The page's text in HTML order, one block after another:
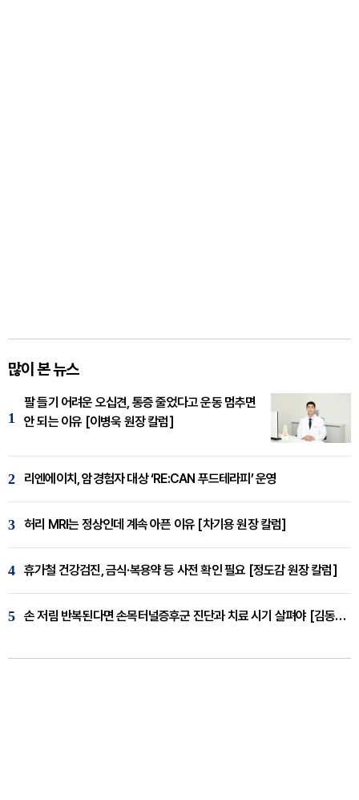
많이 본 뉴스
1
팔 들기 어려운 오십견, 통증 줄었다고 운동 멈추면
안 되는 이유 [이병욱 원장 칼럼]
2 리엔에이치, 암경험자 대상 ‘RE:CAN 푸드테라피’ 운영
3 허리 MRI는 정상인데 계속 아픈 이유 [차기용 원장 칼럼]
4 휴가철 건강검진, 금식·복용약 등 사전 확인 필요 [정도감 원장 칼럼]
5 손 저림 반복된다면 손목터널증후군 진단과 치료 시기 살펴야 [김동현 원장 칼럼]